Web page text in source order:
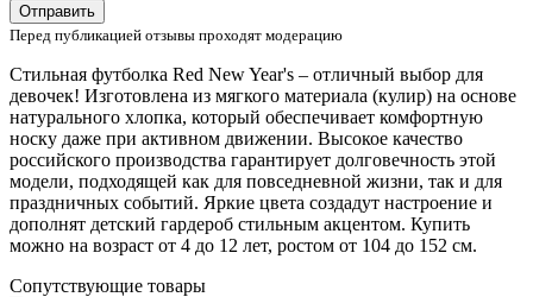
Отправить
Перед публикацией отзывы проходят модерацию
Стильная футболка Red New Year's – отличный выбор для
девочек! Изготовлена из мягкого материала (кулир) на основе
натурального хлопка, который обеспечивает комфортную
носку даже при активном движении. Высокое качество
российского производства гарантирует долговечность этой
модели, подходящей как для повседневной жизни, так и для
праздничных событий. Яркие цвета создадут настроение и
дополнят детский гардероб стильным акцентом. Купить
можно на возраст от 4 до 12 лет, ростом от 104 до 152 см.
Сопутствующие товары